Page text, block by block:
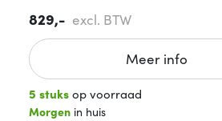
829,- excl. BTW
Meer info
5 stuksop voorraad
Morgen in huis